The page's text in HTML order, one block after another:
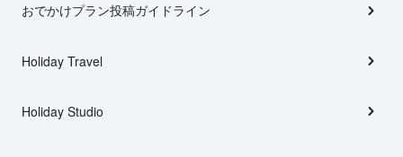
おでかけプラン投稿ガイドライン
Holiday Travel
Holiday Studio